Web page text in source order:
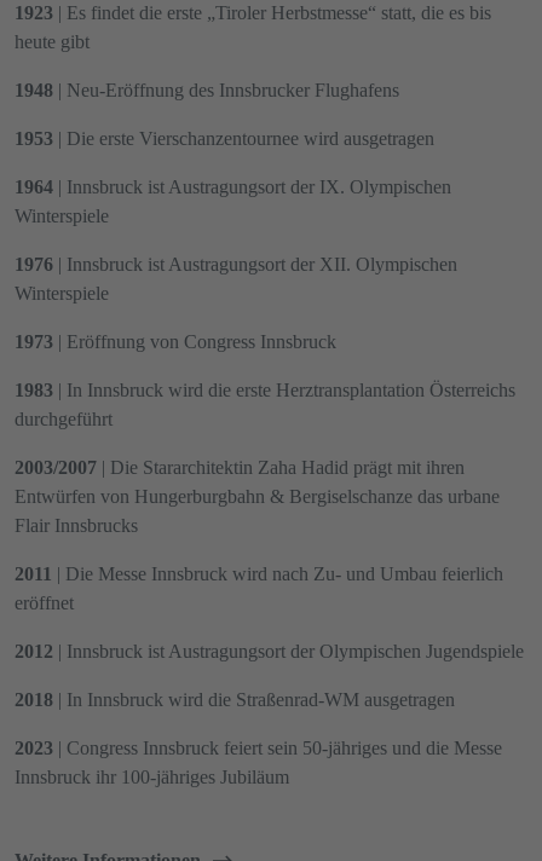
1923 | Es findet die erste „Tiroler Herbstmesse“ statt, die es bis
heute gibt
1948 | Neu-Eröffnung des Innsbrucker Flughafens
1953 | Die erste Vierschanzentournee wird ausgetragen
1964 | Innsbruck ist Austragungsort der IX. Olympischen
Winterspiele
1976 | Innsbruck ist Austragungsort der XII. Olympischen
Winterspiele
1973 | Eröffnung von Congress Innsbruck
1983 | In Innsbruck wird die erste Herztransplantation Österreichs
durchgeführt
2003/2007 | Die Stararchitektin Zaha Hadid prägt mit ihren
Entwürfen von Hungerburgbahn & Bergiselschanze das urbane
Flair Innsbrucks
2011 | Die Messe Innsbruck wird nach Zu- und Umbau feierlich
eröffnet
2012 | Innsbruck ist Austragungsort der Olympischen Jugendspiele
2018 | In Innsbruck wird die Straßenrad-WM ausgetragen
2023 | Congress Innsbruck feiert sein 50-jähriges und die Messe
Innsbruck ihr 100-jähriges Jubiläum